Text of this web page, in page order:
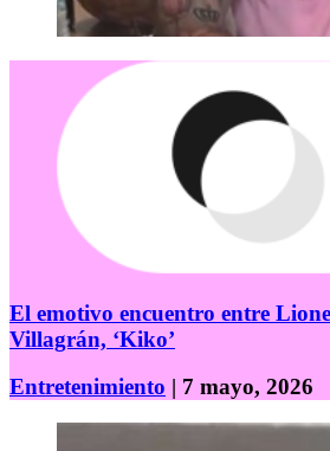
El emotivo encuentro entre
Villagrán, ‘Kiko’
Entretenimiento | 7 mayo, 2026